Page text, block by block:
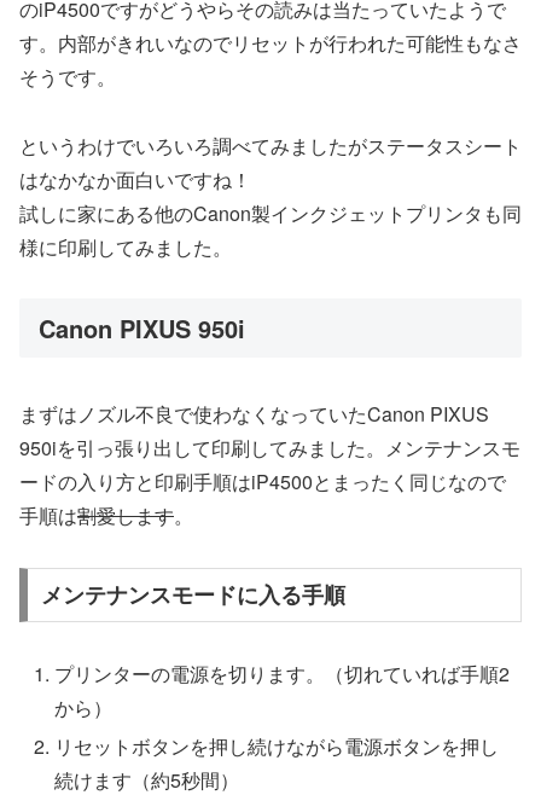
のiP4500ですがどうやらその読みは当たっていたようで
す。内部がきれいなのでリセットが行われた可能性もなさ
そうです。
というわけでいろいろ調べてみましたがステータスシート
はなかなか面白いですね！
試しに家にある他のCanon製インクジェットプリンタも同
様に印刷してみました。
Canon PIXUS 950i
まずはノズル不良で使わなくなっていたCanon PIXUS
950iを引っ張り出して印刷してみました。メンテナンスモ
ードの入り方と印刷手順はiP4500とまったく同じなので
手順は割愛します。
メンテナンスモードに入る手順
プリンターの電源を切ります。（切れていれば手順2
から）
リセットボタンを押し続けながら電源ボタンを押し
続けます（約5秒間）